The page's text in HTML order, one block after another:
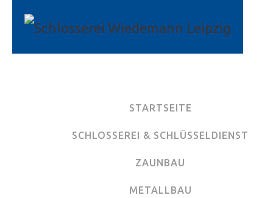
STARTSEITE
SCHLOSSEREI & SCHLÜSSELDIENST
ZAUNBAU
METALLBAU